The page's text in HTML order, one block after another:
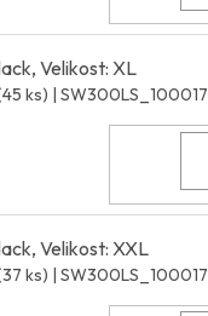
Velikost: XL
ks) |
Velikost: XXL
ks) |